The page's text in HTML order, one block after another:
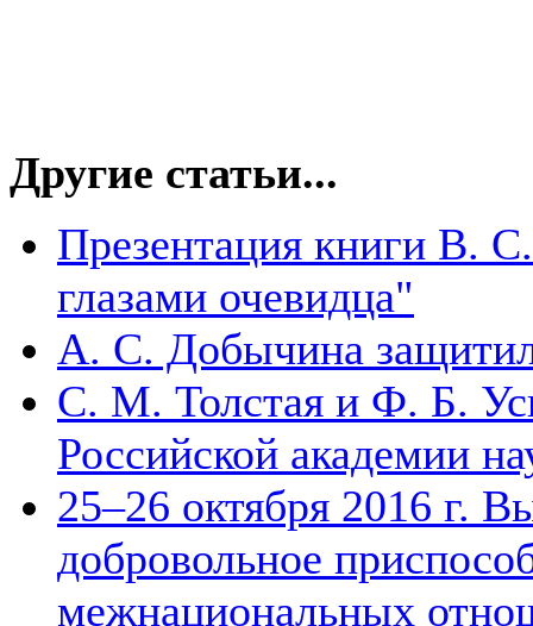
Другие статьи...
Презентация книги В.
глазами очевидца"
А. С. Добычина
С. М. Толстая и Ф. Б.
Российской академии
25–26 октября 2016 г.
добровольное
межнациональных